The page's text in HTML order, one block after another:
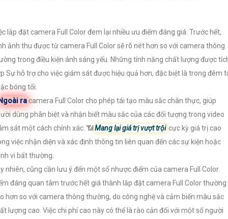
lắp đặt camera Full Color đem lại nhiều ưu điểm đáng giá. Trước hết,
ảnh thu được từ camera Full Color sẽ rõ nét hơn so với camera thông
trong điều kiện ánh sáng yếu. Những tính năng chất lượng được
Sự hỗ trợ cho việc giám sát được hiệu quả hơn, đặc biệt là trong đêm
bóng tối.
racamera Full Color cho phép tái tạo màu sắc chân thực, giúp
dùng phân biệt và nhận biết màu sắc của các đối tượng trong video
sát một cách chính xác. 📶Mang lại giá trị vượt trội cực kỳ giá trị cao
việc nhận diện và xác định thông tin liên quan đến các sự kiện hoặc
vi bất thường.
nhiên, cũng cần lưu ý đến một số nhược điểm của camera Full Color.
đáng quan tâm trước hết giá thành lắp đặt camera Full Color thường
hơn so với camera thông thường, do công nghệ và cảm biến màu sắc
lượng cao. Việc chi phí cao này có thể là rào cản đối với một số người